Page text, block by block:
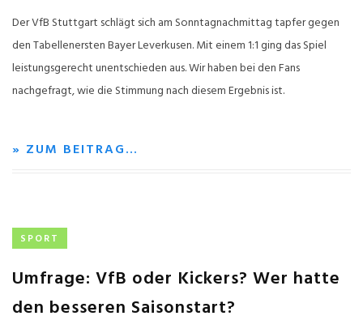
Der VfB Stuttgart schlägt sich am Sonntagnachmittag tapfer gegen
den Tabellenersten Bayer Leverkusen. Mit einem 1:1 ging das Spiel
leistungsgerecht unentschieden aus. Wir haben bei den Fans
nachgefragt, wie die Stimmung nach diesem Ergebnis ist.
» ZUM BEITRAG…
SPORT
Umfrage: VfB oder Kickers? Wer hatte
den besseren Saisonstart?